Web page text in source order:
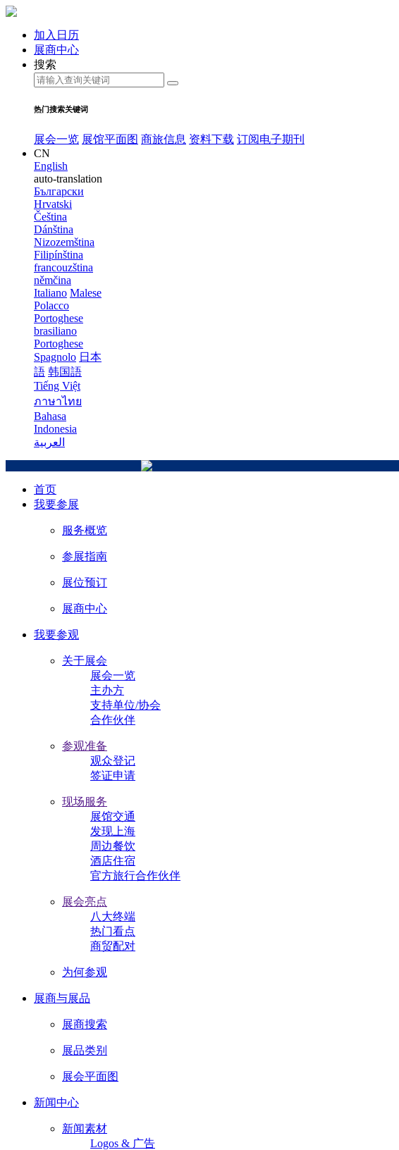
加入日历
展商中心
搜索
热门搜索关键词
展会一览 展馆平面图 商旅信息 资料下载 订阅电子期刊
CN
English
auto-translation
Български
Hrvatski
Čeština
Dánština
Nizozemština
Filipínština
francouzština
němčina
Italiano Malese
Polacco
Portoghese
brasiliano
Portoghese
Spagnolo 日本
語 韩国語
Tiếng Việt
ภาษาไทย
Bahasa
Indonesia
العربية
首页
我要参展
服务概览
参展指南
展位预订
展商中心
我要参观
关于展会
展会一览
主办方
支持单位/协会
合作伙伴
参观准备
观众登记
签证申请
现场服务
展馆交通
发现上海
周边餐饮
酒店住宿
官方旅行合作伙伴
展会亮点
八大终端
热门看点
商贸配对
为何参观
展商与展品
展商搜索
展品类别
展会平面图
新闻中心
新闻素材
Logos & 广告